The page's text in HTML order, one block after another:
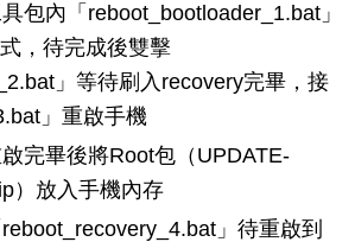
內「reboot_bootloader_1.bat」
，待完成後雙擊
」等待刷入recovery完畢，接
」重啟手機
畢後將Root包（UPDATE-
）放入手機內存
」待重啟到